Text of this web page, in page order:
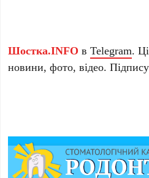
Шостка.INFO вTelegram.
новини, фото, відео.